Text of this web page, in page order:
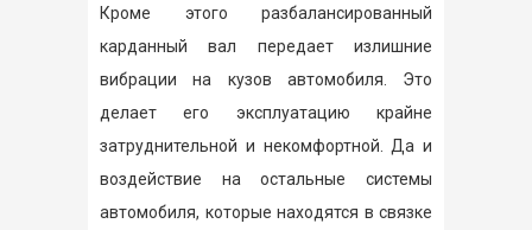
Кроме этого разбалансированный
карданный вал передает излишние
вибрации на кузов автомобиля. Это
делает его эксплуатацию крайне
затруднительной и некомфортной. Да и
воздействие на остальные системы
автомобиля, которые находятся в связке